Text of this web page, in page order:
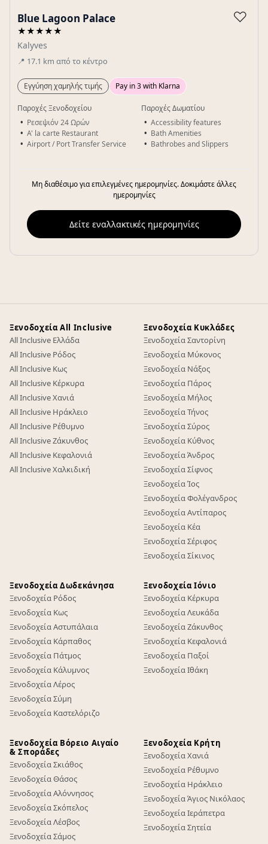
Blue Lagoon Palace
★★★★★
Kalyves
📍 17.1 km από το κέντρο
♡
Εγγύηση χαμηλής τιμής Pay in 3 with Klarna
Παροχές Ξενοδοχείου
Ρεσεψιόν 24 Ωρών
A' la carte Restaurant
Airport / Port Transfer Service
Παροχές Δωματίου
Accessibility features
Bath Amenities
Bathrobes and Slippers
Μη διαθέσιμο για επιλεγμένες ημερομηνίες. Δοκιμάστε άλλες
ημερομηνίες
Δείτε εναλλακτικές ημερομηνίες
Ξενοδοχεία All Inclusive
All Inclusive Ελλάδα
All Inclusive Ρόδος
All Inclusive Κως
All Inclusive Κέρκυρα
All Inclusive Χανιά
All Inclusive Ηράκλειο
All Inclusive Ρέθυμνο
All Inclusive Ζάκυνθος
All Inclusive Κεφαλονιά
All Inclusive Χαλκιδική
Ξενοδοχεία Κυκλάδες
Ξενοδοχεία Σαντορίνη
Ξενοδοχεία Μύκονος
Ξενοδοχεία Νάξος
Ξενοδοχεία Πάρος
Ξενοδοχεία Μήλος
Ξενοδοχεία Τήνος
Ξενοδοχεία Σύρος
Ξενοδοχεία Κύθνος
Ξενοδοχεία Άνδρος
Ξενοδοχεία Σίφνος
Ξενοδοχεία Ίος
Ξενοδοχεία Φολέγανδρος
Ξενοδοχεία Αντίπαρος
Ξενοδοχεία Κέα
Ξενοδοχεία Σέριφος
Ξενοδοχεία Σίκινος
Ξενοδοχεία Δωδεκάνησα
Ξενοδοχεία Ρόδος
Ξενοδοχεία Κως
Ξενοδοχεία Αστυπάλαια
Ξενοδοχεία Κάρπαθος
Ξενοδοχεία Πάτμος
Ξενοδοχεία Κάλυμνος
Ξενοδοχεία Λέρος
Ξενοδοχεία Σύμη
Ξενοδοχεία Καστελόριζο
Ξενοδοχεία Ιόνιο
Ξενοδοχεία Κέρκυρα
Ξενοδοχεία Λευκάδα
Ξενοδοχεία Ζάκυνθος
Ξενοδοχεία Κεφαλονιά
Ξενοδοχεία Παξοί
Ξενοδοχεία Ιθάκη
Ξενοδοχεία Βόρειο Αιγαίο
& Σποράδες
Ξενοδοχεία Σκιάθος
Ξενοδοχεία Θάσος
Ξενοδοχεία Αλόννησος
Ξενοδοχεία Σκόπελος
Ξενοδοχεία Λέσβος
Ξενοδοχεία Σάμος
Ξενοδοχεία Κρήτη
Ξενοδοχεία Χανιά
Ξενοδοχεία Ρέθυμνο
Ξενοδοχεία Ηράκλειο
Ξενοδοχεία Άγιος Νικόλαος
Ξενοδοχεία Ιεράπετρα
Ξενοδοχεία Σητεία